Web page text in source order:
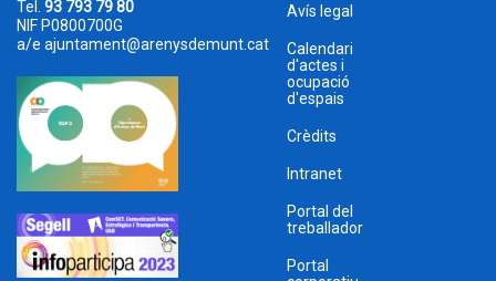
Tel. 93 793 79 80
NIF P0800700G
a/e ajuntament@arenysdemunt.cat
Avís legal
Calendari
d'actes i
ocupació
d'espais
Crèdits
Intranet
Portal del
treballador
Portal